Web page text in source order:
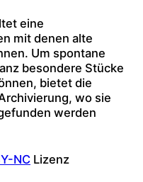
eine
mit denen alte
Um spontane
besondere Stücke
bietet die
wo sie
werden
NC Lizenz